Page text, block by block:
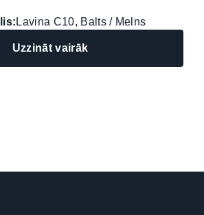
Lavina C10, Balts / Melns
Uzzināt vairāk